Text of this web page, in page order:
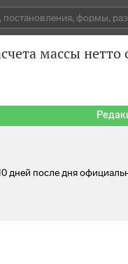
массы нетто
дней после дня